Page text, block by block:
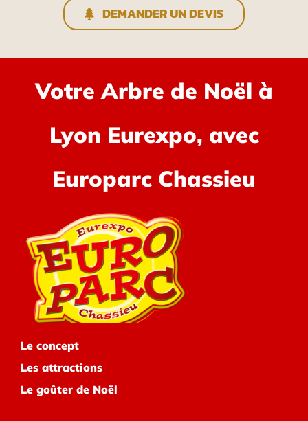
DEMANDER UN DEVIS
Votre Arbre de Noël à
Lyon Eurexpo, avec
Europarc Chassieu
Le concept
Les attractions
Le goûter de Noël